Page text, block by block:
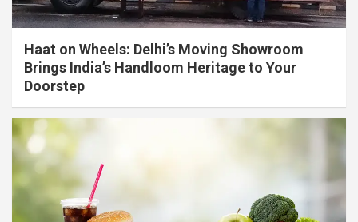
Haat on Wheels: Delhi’s Moving Showroom
Brings India’s Handloom Heritage to Your
Doorstep